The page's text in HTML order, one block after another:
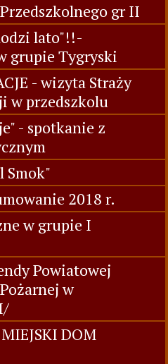
gr II
lato"!!-
grupie Tygryski
- wizyta Straży
w przedszkolu
- spotkanie z
Smok"
2018 r.
w grupie I
Powiatowej
w
DOM